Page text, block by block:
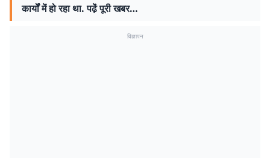
कार्यों में हो रहा था. पढे़ं पूरी खबर…
विज्ञापन